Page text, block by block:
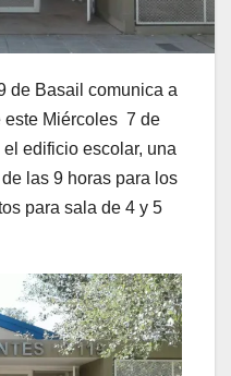
de Basail comunica a
este Miércoles 7 de
edificio escolar, una
las 9 horas para los
para sala de 4 y 5